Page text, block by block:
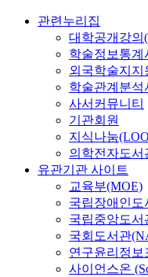
관련누리집
대학공개강의
학술정보통계
외국학술지지
학술관계분
사서커뮤니티
기관회원
지식나눔
의학전자도서
유관기관 사이트
교육부(MOE)
국립장애인
국립중앙도서
국회도서관
연구윤리정보
사이언스온